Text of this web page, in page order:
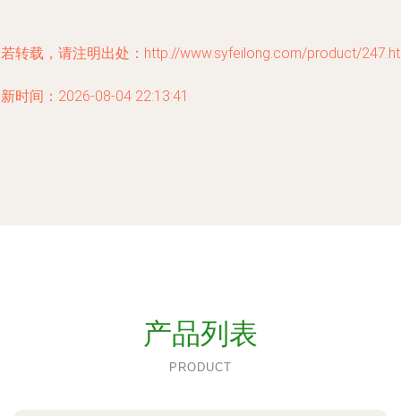
转载，请注明出处：http://www.syfeilong.com/product/
时间：2026-08-04 22:13:41
产品列表
PRODUCT